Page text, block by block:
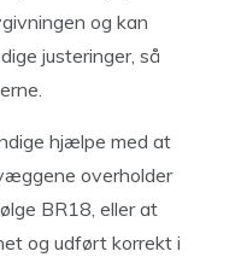
og kan
justeringer, så
hjælpe med at
overholder
BR18, eller at
og udført korrekt i